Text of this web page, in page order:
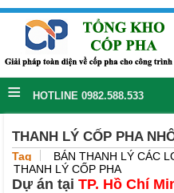
≡ HOTLINE 0982.588.533
THANH LÝ CỐP PHA
Tag BÁN THANH LÝ CÁC
THANH LÝ CỐP PHA
Dự án tại TP. Hồ Chí